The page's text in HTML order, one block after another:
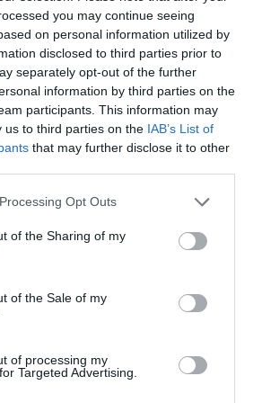
you may continue seeing
on personal information utilized by
disclosed to third parties prior to
separately opt-out of the further
information by third parties on the
participants. This information may
us to third parties on the IAB’s List of
that may further disclose it to other
Opt Outs
of the Sharing of my
of the Sale of my
of processing my
Targeted Advertising.
Za tuje zaslužke.Nekateri od
protesta, in to kljub vaši
vladi, udeležili tudi sami.
ko vsi eu mediji govorijo o
izjemo, Golob razglasi:
July 1, 2025
iz vlade ogrozili načrtovane
je razkorak postal
bo
ta vojni pakt obdarili še s